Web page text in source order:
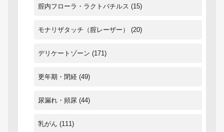
腟内フローラ・ラクトバチルス (15)
モナリザタッチ（腟レーザー） (20)
デリケートゾーン (171)
更年期・閉経 (49)
尿漏れ・頻尿 (44)
乳がん (111)